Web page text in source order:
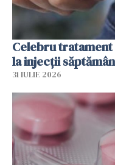
Celebru
la injecții
31 IULIE 2026